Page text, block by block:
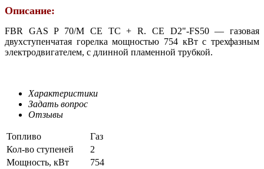
Описание:
FBR GAS P 70/M CE TC + R. CE D2"-FS50 — газовая
двухступенчатая горелка мощностью 754 кВт с трехфазным
электродвигателем, с длинной пламенной трубкой.
Характеристики
Задать вопрос
Отзывы
Топливо
Газ
Кол-во ступеней
2
Мощность, кВт
754